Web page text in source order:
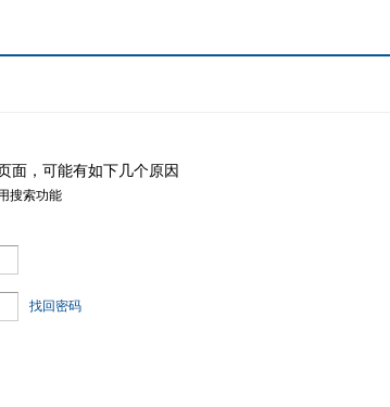
面，可能有如下几个原因
搜索功能
找回密码